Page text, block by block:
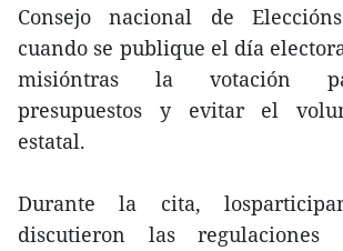
Consejo nacional de
cuando se publique el día
misióntras la votación
presupuestos y evitar el
estatal.
Durante la cita,
discutieron las regulaciones